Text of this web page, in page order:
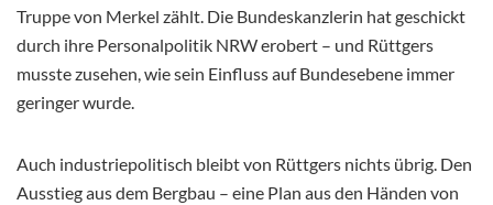
Truppe von Merkel zählt. Die Bundeskanzlerin hat geschickt
durch ihre Personalpolitik NRW erobert – und Rüttgers
musste zusehen, wie sein Einfluss auf Bundesebene immer
geringer wurde.
Auch industriepolitisch bleibt von Rüttgers nichts übrig. Den
Ausstieg aus dem Bergbau – eine Plan aus den Händen von